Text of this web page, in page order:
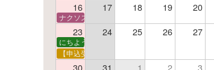
16 17 18 19 20
ナクソス音楽会 第5回 NHK交響楽団創立100年
23 24 25 26 27
にちようえほん
【申込受付中】ゆうべのこわ～いおはなし会
30 31 1 2 3